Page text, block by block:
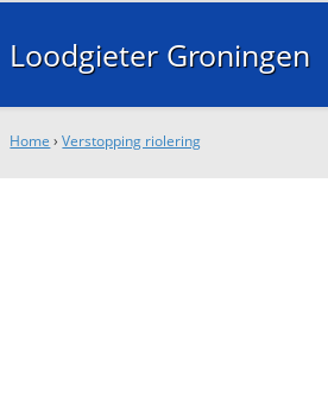
Loodgieter Groningen
Home ›Verstopping riolering